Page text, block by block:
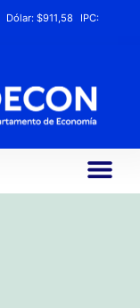
Dólar:$911,58
IPC: